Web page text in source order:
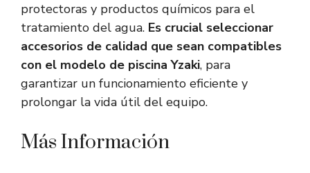
protectoras y productos químicos para el
tratamiento del agua. Es crucial seleccionar
accesorios de calidad que sean compatibles
con el modelo de piscina Yzaki, para
garantizar un funcionamiento eficiente y
prolongar la vida útil del equipo.
Más Información